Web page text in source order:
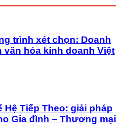
trình xét chọn: Doanh
văn hóa kinh doanh Việt
Hệ Tiếp Theo: giải pháp
Gia đình – Thương mại